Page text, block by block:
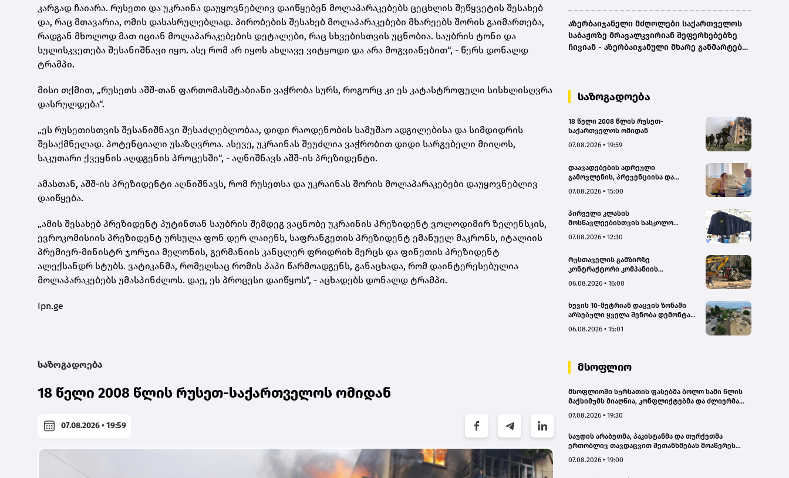
კარგად ჩაიარა. რუსეთი და უკრაინა დაუყოვნებლივ დაიწყებენ მოლაპარაკებებს ცეცხლის შეწყვეტის შესახებ
და, რაც მთავარია, ომის დასასრულებლად. პირობების შესახებ მოლაპარაკებები მხარეებს შორის გაიმართება,
რადგან მხოლოდ მათ იციან მოლაპარაკებების დეტალები, რაც სხვებისთვის უცნობია. საუბრის ტონი და
სულისკვეთება შესანიშნავი იყო. ასე რომ არ იყოს ახლავე ვიტყოდი და არა მოგვიანებით“, - წერს დონალდ
ტრამპი.
მისი თქმით, „რუსეთს აშშ-თან ფართომასშტაბიანი ვაჭრობა სურს, როგორც კი ეს კატასტროფული სისხლისღვრა
დასრულდება“.
„ეს რუსეთისთვის შესანიშნავი შესაძლებლობაა, დიდი რაოდენობის სამუშაო ადგილებისა და სიმდიდრის
შესაქმნელად. პოტენციალი უსაზღვროა. ასევე, უკრაინას შეუძლია ვაჭრობით დიდი სარგებელი მიიღოს,
საკუთარი ქვეყნის აღდგენის პროცესში“, - აღნიშნავს აშშ-ის პრეზიდენტი.
ამასთან, აშშ-ის პრეზიდენტი აღნიშნავს, რომ რუსეთსა და უკრაინას შორის მოლაპარაკებები დაუყოვნებლივ
დაიწყება.
„ამის შესახებ პრეზიდენტ პუტინთან საუბრის შემდეგ ვაცნობე უკრაინის პრეზიდენტ ვოლოდიმირ ზელენსკის,
ევროკომისიის პრეზიდენტ ურსულა ფონ დერ ლაიენს, საფრანგეთის პრეზიდენტ ემანუელ მაკრონს, იტალიის
პრემიერ-მინისტრ ჯორჯია მელონის, გერმანიის კანცლერ ფრიდრიხ მერცს და ფინეთის პრეზიდენტ
ალექსანდრ სტუბს. ვატიკანმა, რომელსაც რომის პაპი წარმოადგენს, განაცხადა, რომ დაინტერესებულია
მოლაპარაკებებს უმასპინძლოს. დაე, ეს პროცესი დაიწყოს“, - აცხადებს დონალდ ტრამპი.
Ipn.ge
საზოგადოება
18 წელი 2008 წლის რუსეთ-საქართველოს ომიდან
07.08.2026 • 19:59
აზერბაიჯანელი მძღოლები საქართველოს
საბაჟოზე მრავალკვირიან შეფერხებებზე
ჩივიან - აზერბაიჯანული მხარე განმარტებას
საზოგადოება
18 წელი 2008 წლის რუსეთ-
საქართველოს ომიდან
07.08.2026 • 19:59
დაავადებების ადრეული
გამოვლენის, პრევენციისა და
მომსახურებაზე ხელმისაწვდომობის
დედოფლისწყაროში, სამედიცინო
სკრინინგი გაიმართა – ჯანდაცვის
სამინისტრო
07.08.2026 • 15:00
პირველი კლასის
მოსწავლეებისთვის სასკოლო
სექტემბრის პერიოდში
07.08.2026 • 12:30
რუსთაველის გამზირზე
კონტრაქტორი კომპანიის
ახლოს იმოძრავა, რამაც ნიადაგის
გამოიწვია, გადაბრუნდა
ავტომანქანა - თვითმცლელში
იმყოფებოდა მცირეწლოვანი ბავშვი
06.08.2026 • 16:00
ხევის 10-მეტრიან დაცვის ზონაში
არსებული ყველა შენობა დემონტაჟს
06.08.2026 • 15:01
მსოფლიო
მსოფლიოში სურსათის ფასებმა ბოლო სამი წლის
მაქსიმუმს მიაღწია, კონფლიქტებმა და ძლიერმა
„გარდიანი“
07.08.2026 • 19:30
საუდის არაბეთმა, პაკისტანმა და თურქეთმა
ერთობლივ თავდაცვით შეთანხმებას მოაწერეს
07.08.2026 • 19:00